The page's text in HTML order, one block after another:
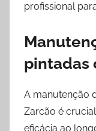
profissional
pintadas
A manutenção
Zarcão é
eficácia ao